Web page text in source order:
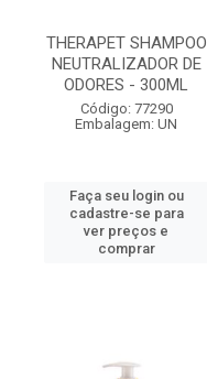
THERAPET SHAMPOO
NEUTRALIZADOR DE
ODORES - 300ML
Código: 77290
Embalagem: UN
Faça seu login ou
cadastre-se para
ver preços e
comprar